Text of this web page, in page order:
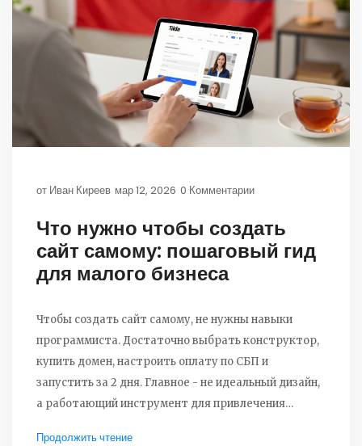
от Иван Киреев мар 12, 2026 0 Комментарии
Что нужно чтобы создать
сайт самому: пошаговый гид
для малого бизнеса
Чтобы создать сайт самому, не нужны навыки
программиста. Достаточно выбрать конструктор,
купить домен, настроить оплату по СБП и
запустить за 2 дня. Главное - не идеальный дизайн,
а работающий инструмент для привлечения
Продолжить чтение